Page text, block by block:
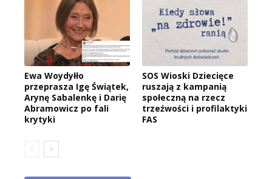
Ewa Woydyłło
przeprasza Igę Świątek,
Arynę Sabalenkę i Darię
Abramowicz po fali
krytyki
SOS Wioski Dziecięce
ruszają z kampanią
społeczną na rzecz
trzeźwości i profilaktyki
FAS